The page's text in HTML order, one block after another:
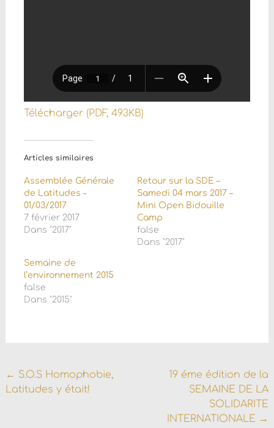
Télécharger (PDF, 493KB)
Articles similaires
Assemblée Générale
de Latitudes –
01/03/2017
7 février 2017
Dans "2017"
Retour sur la SDE –
Samedi 04 mars 2017 –
Mini Open Bidouille
Camp
false
Dans "2017"
Semaine de
l’environnement 2015
false
Dans "2015"
Navigation
de
← S.O.S Homophobie,
Latitudes y était!
19 éme édition de la
SEMAINE DE LA
SOLIDARITE
INTERNATIONALE →